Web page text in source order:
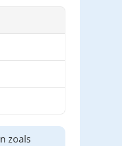
zoals